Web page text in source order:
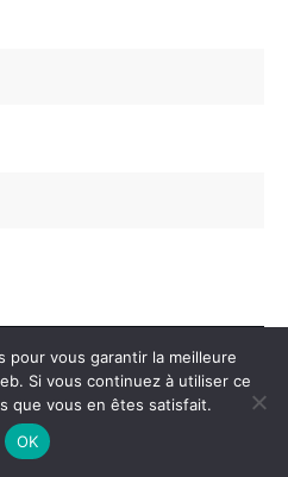
Comment
pour vous garantir la meilleure
Si vous continuez à utiliser ce
que vous en êtes satisfait.
OK